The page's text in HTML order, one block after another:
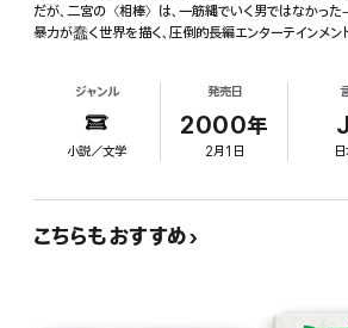
だが、二宮の〈相棒〉は、一筋縄でいく男ではなかっ
暴力が蠢く世界を描く、圧倒的長編エンターテインメン
ジャンル
小説／文学
発売日
2000年
2月1日
こちらもおすすめ